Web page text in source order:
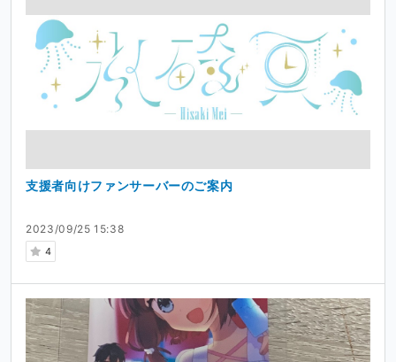
2023/09/25 15:38
4
支援者向けファンサーバーのご案内